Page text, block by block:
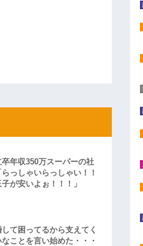
卒年収350万スーパーの社
らっしゃいらっしゃい！！
が安いよぉ！！！」
て困ってるから支えてく
ことを言い始めた・・・